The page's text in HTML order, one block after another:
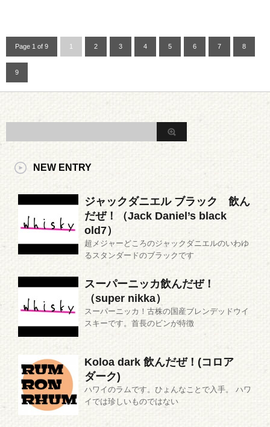
Page 1 of 9 1 2 3 4 5 6 7 8
9
NEW ENTRY
ジャックダニエル ブラック 飲ん
だぜ！（Jack Daniel’s black
old7）
超メジャーどころのジャックダニエルのいわゆ
るスタンダードのブラックです
スーパーニッカ飲んだぜ！
（super nikka）
スーパーニッカ！古株の国産ブレンデッドウイ
スキーです。首長のビンが特徴
Koloa dark 飲んだぜ！(コロア
ダーク)
ハワイのラムです。ひょんなことで入手。 ハワ
イでは珍しいものではない